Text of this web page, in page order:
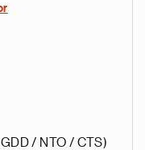
/ NTO / CTS)